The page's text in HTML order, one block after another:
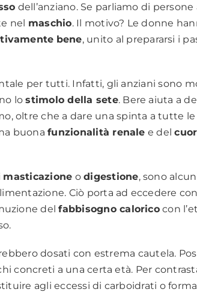
dell’anziano. Se parliamo di
nel maschio. Il motivo? Le donne
bene, unito al prepararsi i
per tutti. Infatti, gli anziani sono
lostimolo della sete. Bere aiuta a
oltre che a dare una spinta a tutte le
buonafunzionalità renale e del
masticazione odigestione, sono
Ciò porta ad eccedere
delfabbisogno caloricocon
dosati con estrema cautela.
concreti a una certa età. Per
agli eccessi di carboidrati o